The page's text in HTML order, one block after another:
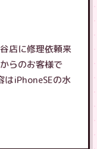
店に修理依頼来
らのお客様で
iPhoneSEの水